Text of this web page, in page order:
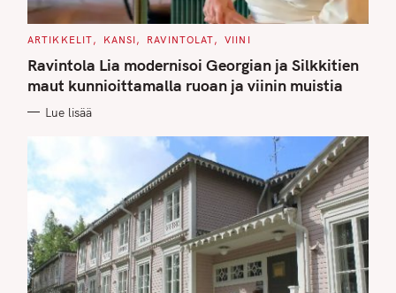
C
T
E
G
O
I
ARTIKKELIT KANSI RAVINTOLAT VIINI
Ravintola Lia modernisoi Georgian ja Silkkitien
maut kunnioittamalla ruoan ja viinin muistia
Lue lisää